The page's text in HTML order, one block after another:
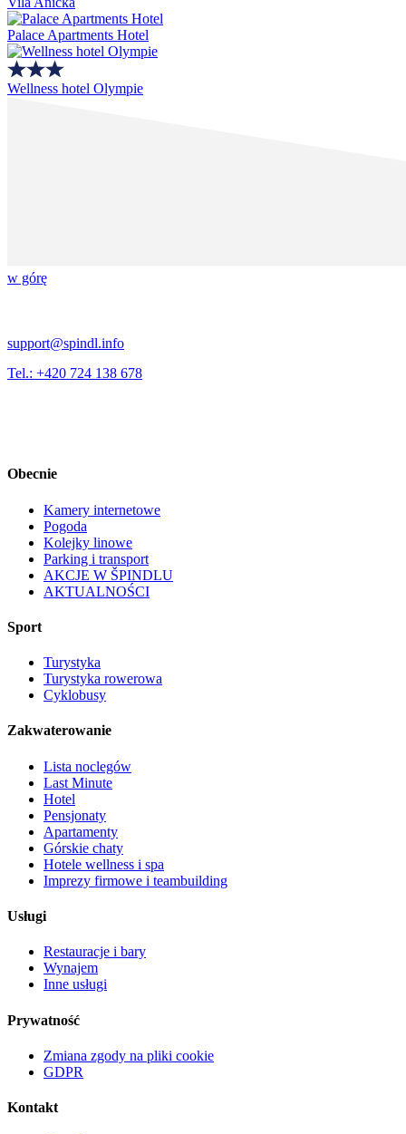
Palace Apartments Hotel
Wellness hotel Olympie
w górę
support@spindl.info
Tel.: +420 724 138 678
Obecnie
Kamery internetowe
Pogoda
Kolejky linowe
Parking i transport
AKCJE W ŠPINDLU
AKTUALNOŚCI
Sport
Turystyka
Turystyka rowerowa
Cyklobusy
Zakwaterowanie
Lista noclegów
Last Minute
Hotel
Pensjonaty
Apartamenty
Górskie chaty
Hotele wellness i spa
Imprezy firmowe i teambuilding
Usługi
Restauracje i bary
Wynajem
Inne usługi
Prywatność
Zmiana zgody na pliki cookie
GDPR
Kontakt